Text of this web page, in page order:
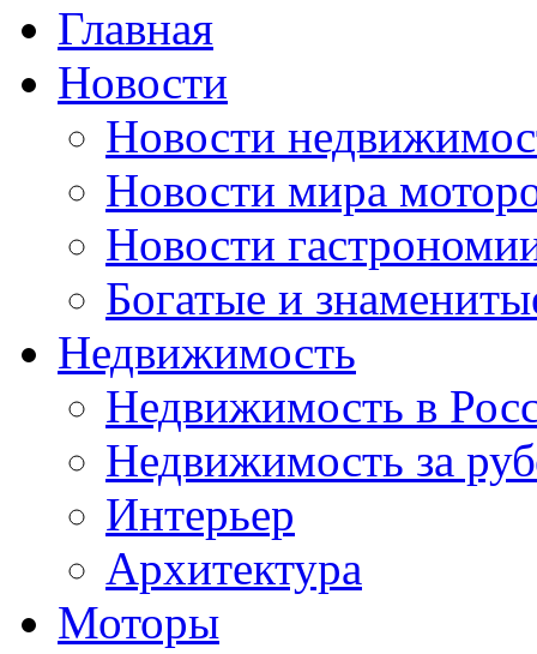
Главная
Новости
Новости
Новости мира
Новости
Богатые и
Недвижимость
Недвижимость в
Недвижимость за
Интерьер
Архитектура
Моторы